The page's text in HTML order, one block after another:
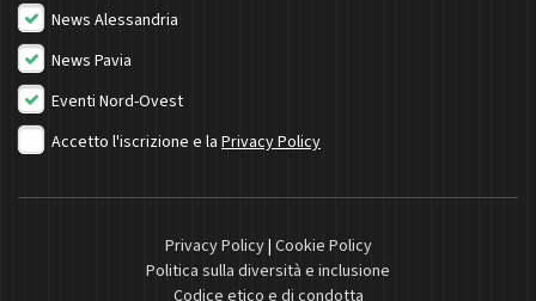
News Alessandria
News Pavia
Eventi Nord-Ovest
Accetto l'iscrizione e la Privacy Policy
Privacy Policy| Cookie Policy
Politica sulla diversità e inclusione